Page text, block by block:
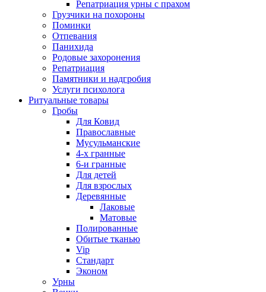
Репатриация урны с прахом
Грузчики на похороны
Поминки
Отпевания
Панихида
Родовые захоронения
Репатриация
Памятники и надгробия
Услуги психолога
Ритуальные товары
Гробы
Для Ковид
Православные
Мусульманские
4-х гранные
6-и гранные
Для детей
Для взрослых
Деревянные
Лаковые
Матовые
Полированные
Обитые тканью
Vip
Стандарт
Эконом
Урны